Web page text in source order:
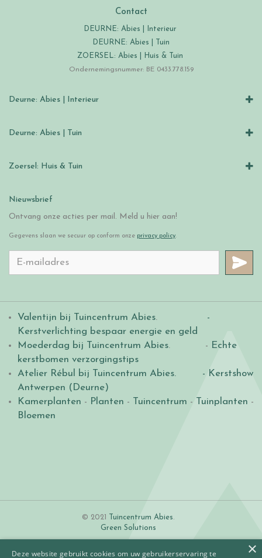
Contact
DEURNE: Abies | Interieur
DEURNE: Abies | Tuin
ZOERSEL: Abies | Huis & Tuin
Ondernemingsnummer: BE 0433.778.159
Deurne: Abies | Interieur
Deurne: Abies | Tuin
Zoersel: Huis & Tuin
Nieuwsbrief
Ontvang onze acties per mail. Meld u hier aan!
Gegevens slaan we secuur op conform onze privacy policy.
Valentijn bij Tuincentrum Abies.
-
Kerstverlichting bespaar energie en geld
Moederdag bij Tuincentrum Abies. - Echte
kerstbomen verzorgingstips
Atelier Rébul bij Tuincentrum Abies.
- Kerstshow
Antwerpen (Deurne)
Kamerplanten - Planten - Tuincentrum - Tuinplanten -
Bloemen
© 2021 Tuincentrum Abies.
Green Solutions
×
Deze website gebruikt cookies om uw gebruikerservaring te